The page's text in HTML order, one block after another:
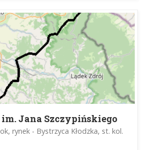
Jana Szczypińskiego
rynek - Bystrzyca Kłodzka, st. kol.